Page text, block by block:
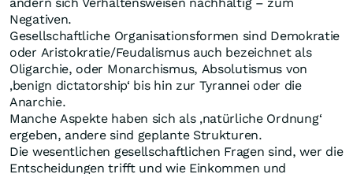
Negativen.
Gesellschaftliche Organisationsformen sind Demokratie
oder Aristokratie/Feudalismus auch bezeichnet als
Oligarchie, oder Monarchismus, Absolutismus von
‚benign dictatorship‘ bis hin zur Tyrannei oder die
Anarchie.
Manche Aspekte haben sich als ‚natürliche Ordnung‘
ergeben, andere sind geplante Strukturen.
Die wesentlichen gesellschaftlichen Fragen sind, wer die
Entscheidungen trifft und wie Einkommen und